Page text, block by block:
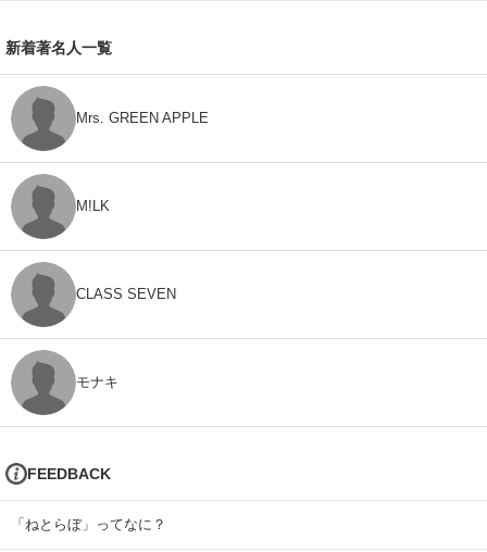
新着著名人一覧
Mrs. GREEN APPLE
M!LK
CLASS SEVEN
モナキ
FEEDBACK
「ねとらぼ」ってなに？